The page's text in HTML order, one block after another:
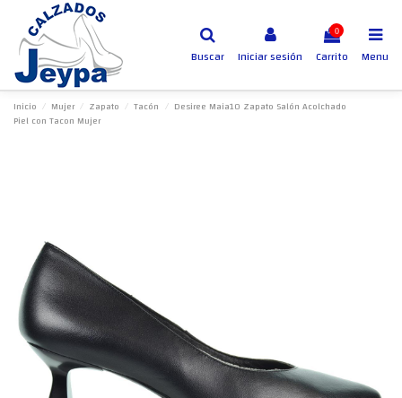
Buscar Iniciar sesión
0
Carrito Menu
Inicio Mujer Zapato Tacón
Desiree Maia10 Zapato Salón Acolchado
Piel con Tacon Mujer